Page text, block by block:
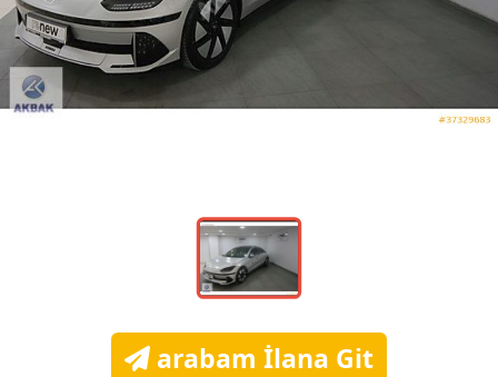
arabam İlana Git